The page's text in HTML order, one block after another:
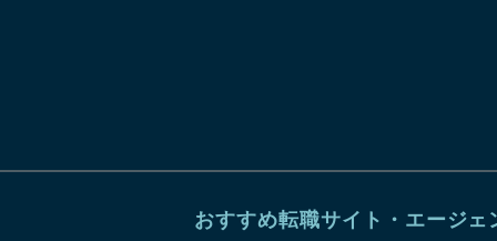
おすすめ転職サイト・エージェ